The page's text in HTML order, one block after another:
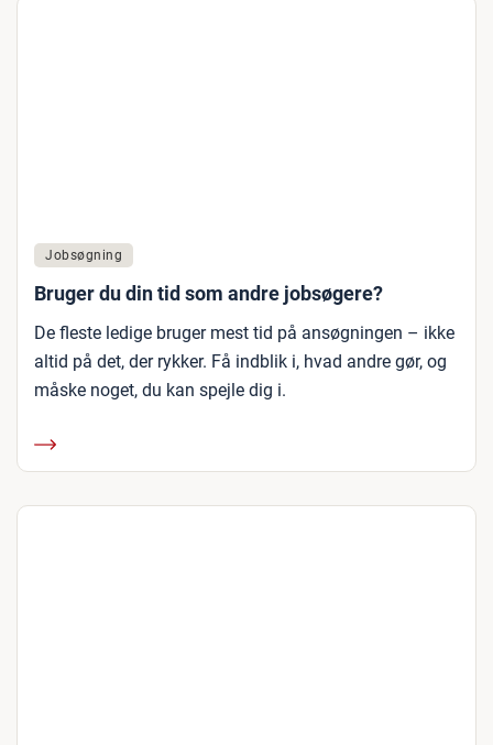
Jobsøgning
Bruger du din tid som andre jobsøgere?
De fleste ledige bruger mest tid på ansøgningen – ikke
altid på det, der rykker. Få indblik i, hvad andre gør, og
måske noget, du kan spejle dig i.